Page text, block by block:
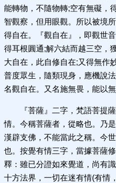
能轉物，不隨物轉;空有無礙，
智觀察，但用眼觀。所以被境
得自在。『觀自在』，即觀世
得耳根圓通;解六結而越三空，
大自在，此自修自在;又得無作
普度眾生，隨類現身，應機說
名觀自在。又名施無畏，能以
『菩薩』二字，梵語菩提
情。今稱菩薩者，從略也。乃
漢辟支佛，不能當此之稱。今
也。按覺有情三字，當據菩薩
釋：雖已分證如來覺道，尚有
十方法界，一切在迷有情(有情